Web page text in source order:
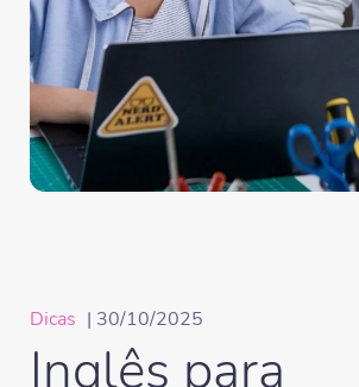
Dicas | 30/10/2025
Inglês para